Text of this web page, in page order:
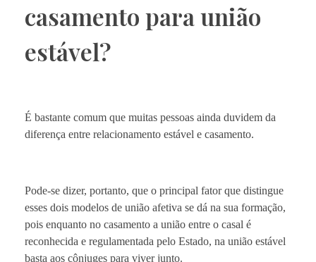
casamento para união
estável?
É bastante comum que muitas pessoas ainda duvidem da
diferença entre relacionamento estável e casamento.
Pode-se dizer, portanto, que o principal fator que distingue
esses dois modelos de união afetiva se dá na sua formação,
pois enquanto no casamento a união entre o casal é
reconhecida e regulamentada pelo Estado, na união estável
basta aos cônjuges para viver junto.